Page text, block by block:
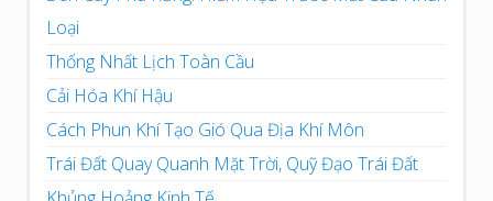
Loại
Thống Nhất Lịch Toàn Cầu
Cải Hóa Khí Hậu
Cách Phun Khí Tạo Gió Qua Địa Khí Môn
Trái Đất Quay Quanh Mặt Trời, Quỹ Đạo Trái Đất